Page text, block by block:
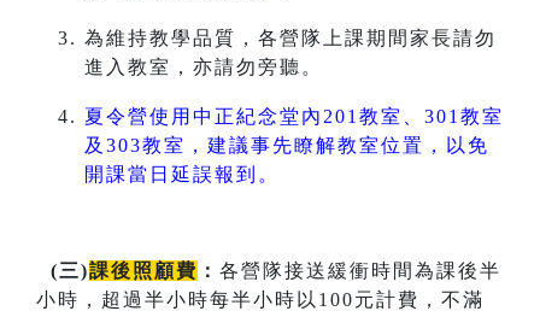
為維持教學品質，各營隊上課期間家長請勿
進入教室，亦請勿旁聽。
夏令營使用中正紀念堂內201教室、301教室
及303教室，建議事先瞭解教室位置，以免
開課當日延誤報到。
(三)課後照顧費 ： 各營隊接送緩衝時間為課後半
小時，超過半小時每半小時以100元計費，不滿